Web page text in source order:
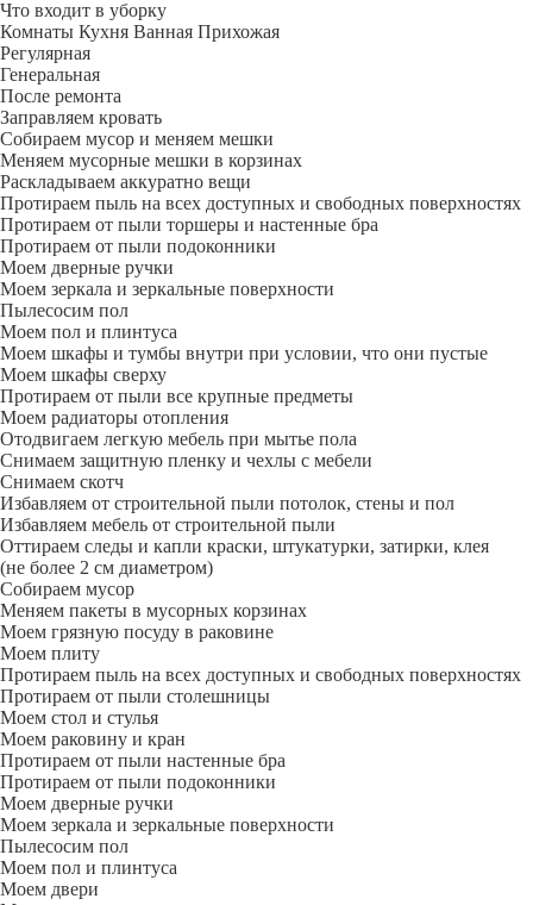
Что входит в уборку
Регу­лярная
Гене­ральная
После ремонта
Заправляем кровать
Собираем мусор и меняем мешки
Меняем мусорные мешки в корзинах
Раскладываем аккуратно вещи
Протираем пыль на всех доступных и свободных поверхностях
Протираем от пыли торшеры и настенные бра
Протираем от пыли подоконники
Моем дверные ручки
Моем зеркала и зеркальные поверхности
Пылесосим пол
Моем пол и плинтуса
Моем шкафы и тумбы внутри при условии, что они пустые
Моем шкафы сверху
Протираем от пыли все крупные предметы
Моем радиаторы отопления
Отодвигаем легкую мебель при мытье пола
Снимаем защитную пленку и чехлы с мебели
Снимаем скотч
Избавляем от строительной пыли потолок, стены и пол
Избавляем мебель от строительной пыли
Оттираем следы и капли краски, штукатурки, затирки, клея
(не более 2 см диаметром)
Собираем мусор
Меняем пакеты в мусорных корзинах
Моем грязную посуду в раковине
Моем плиту
Протираем пыль на всех доступных и свободных поверхностях
Протираем от пыли столешницы
Моем стол и стулья
Моем раковину и кран
Протираем от пыли настенные бра
Протираем от пыли подоконники
Моем дверные ручки
Моем зеркала и зеркальные поверхности
Пылесосим пол
Моем пол и плинтуса
Моем двери